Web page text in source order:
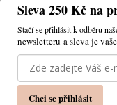
Používáme
prohlížení webu a
jeho funkce, výkon
Sleva 250 Kč na
Stačí se přihlásit k odběru
newsletteru a sleva je
Chci se přihlásit